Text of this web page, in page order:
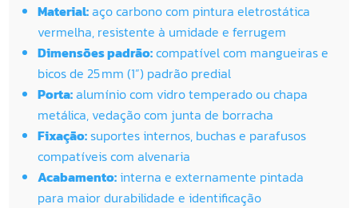
Material:aço carbono com pintura eletrostática
vermelha, resistente à umidade e ferrugem
Dimensões padrão:compatível com mangueiras e
bicos de 25 mm (1”) padrão predial
Porta:alumínio com vidro temperado ou chapa
metálica, vedação com junta de borracha
Fixação:suportes internos, buchas e parafusos
compatíveis com alvenaria
Acabamento:interna e externamente pintada
para maior durabilidade e identificação